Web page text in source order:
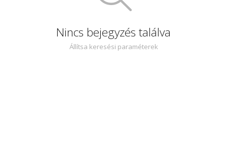
Nincs bejegyzés találva
Állítsa keresési paraméterek